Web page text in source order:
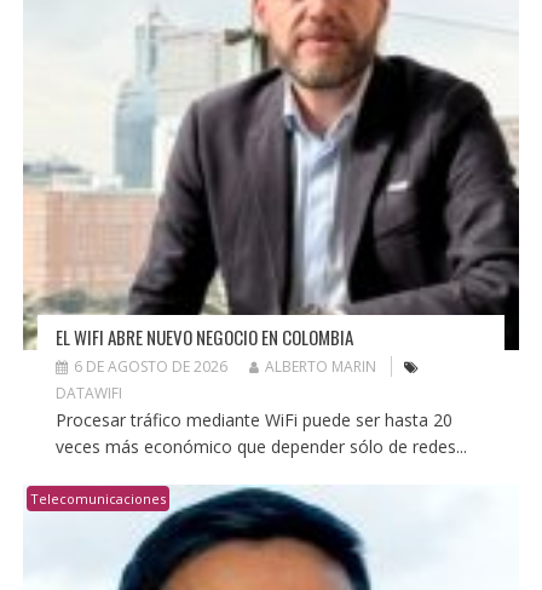
EL WIFI ABRE NUEVO NEGOCIO EN COLOMBIA
6 DE AGOSTO DE 2026
ALBERTO MARIN
DATAWIFI
Procesar tráfico mediante WiFi puede ser hasta 20
veces más económico que depender sólo de redes...
Telecomunicaciones